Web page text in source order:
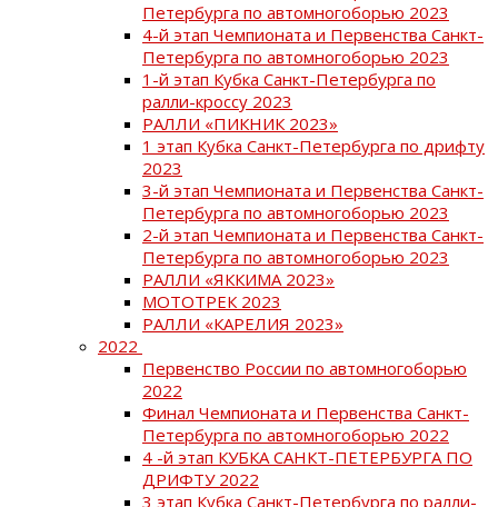
Петербурга по автомногоборью 2023
4-й этап Чемпионата и Первенства Санкт-
Петербурга по автомногоборью 2023
1-й этап Кубка Санкт-Петербурга по
ралли-кроссу 2023
РАЛЛИ «ПИКНИК 2023»
1 этап Кубка Санкт-Петербурга по дрифту
2023
3-й этап Чемпионата и Первенства Санкт-
Петербурга по автомногоборью 2023
2-й этап Чемпионата и Первенства Санкт-
Петербурга по автомногоборью 2023
РАЛЛИ «ЯККИМА 2023»
МОТОТРЕК 2023
РАЛЛИ «КАРЕЛИЯ 2023»
2022
Первенство России по автомногоборью
2022
Финал Чемпионата и Первенства Санкт-
Петербурга по автомногоборью 2022
4 -й этап КУБКА САНКТ-ПЕТЕРБУРГА ПО
ДРИФТУ 2022
3 этап Кубка Санкт-Петербурга по ралли-